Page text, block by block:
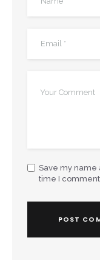
Save my name
time I comment.